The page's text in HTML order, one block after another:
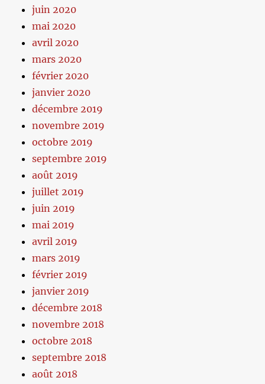
juin 2020
mai 2020
avril 2020
mars 2020
février 2020
janvier 2020
décembre 2019
novembre 2019
octobre 2019
septembre 2019
août 2019
juillet 2019
juin 2019
mai 2019
avril 2019
mars 2019
février 2019
janvier 2019
décembre 2018
novembre 2018
octobre 2018
septembre 2018
août 2018